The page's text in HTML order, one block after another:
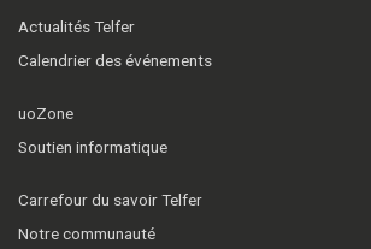
Actualités Telfer
Calendrier des événements
uoZone
Soutien informatique
Carrefour du savoir Telfer
Notre communauté